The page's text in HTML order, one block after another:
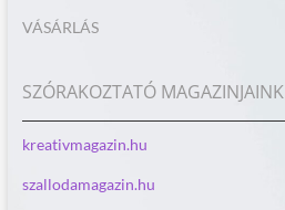
VÁSÁRLÁS
SZÓRAKOZTATÓ MAGAZINJAINK
kreativmagazin.hu
szallodamagazin.hu